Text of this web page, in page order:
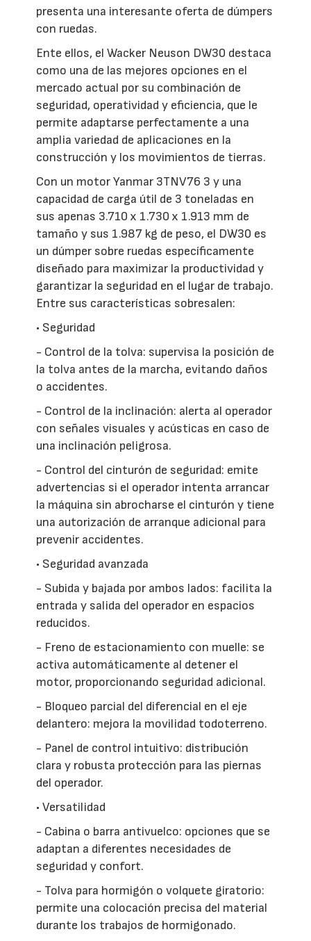
presenta una interesante oferta de dúmpers
con ruedas.
Ente ellos, el Wacker Neuson DW30 destaca
como una de las mejores opciones en el
mercado actual por su combinación de
seguridad, operatividad y eficiencia, que le
permite adaptarse perfectamente a una
amplia variedad de aplicaciones en la
construcción y los movimientos de tierras.
Con un motor Yanmar 3TNV76 3 y una
capacidad de carga útil de 3 toneladas en
sus apenas 3.710 x 1.730 x 1.913 mm de
tamaño y sus 1.987 kg de peso, el DW30 es
un dúmper sobre ruedas específicamente
diseñado para maximizar la productividad y
garantizar la seguridad en el lugar de trabajo.
Entre sus características sobresalen:
• Seguridad
- Control de la tolva: supervisa la posición de
la tolva antes de la marcha, evitando daños
o accidentes.
- Control de la inclinación: alerta al operador
con señales visuales y acústicas en caso de
una inclinación peligrosa.
- Control del cinturón de seguridad: emite
advertencias si el operador intenta arrancar
la máquina sin abrocharse el cinturón y tiene
una autorización de arranque adicional para
prevenir accidentes.
• Seguridad avanzada
- Subida y bajada por ambos lados: facilita la
entrada y salida del operador en espacios
reducidos.
- Freno de estacionamiento con muelle: se
activa automáticamente al detener el
motor, proporcionando seguridad adicional.
- Bloqueo parcial del diferencial en el eje
delantero: mejora la movilidad todoterreno.
- Panel de control intuitivo: distribución
clara y robusta protección para las piernas
del operador.
• Versatilidad
- Cabina o barra antivuelco: opciones que se
adaptan a diferentes necesidades de
seguridad y confort.
- Tolva para hormigón o volquete giratorio:
permite una colocación precisa del material
durante los trabajos de hormigonado.